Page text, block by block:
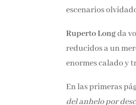
escenarios
Ruperto Longda
reducidos a un
enormes calado y
En las primeras
del anhelo por